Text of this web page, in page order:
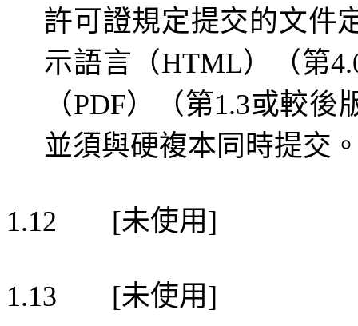
許可證規定提交的文件
示語言（HTML）（第
（PDF）（第1.3或較後
並須與硬複本同時提交
1.12 [未使用]
1.13 [未使用]